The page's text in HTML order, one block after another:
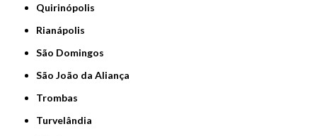
Quirinópolis
Rianápolis
São Domingos
São João da Aliança
Trombas
Turvelândia